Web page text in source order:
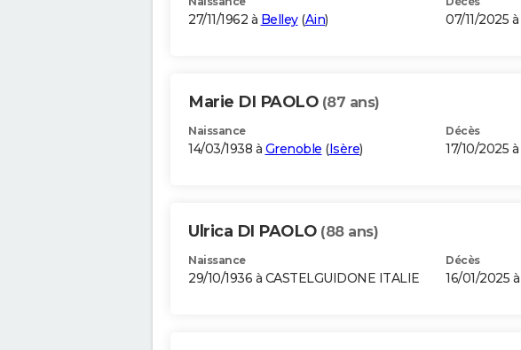
27/11/1962 à Belley(Ain) 07/11/2025 à
Marie DI PAOLO (87 ans)
Naissance
14/03/1938 à Grenoble (Isère)
Décès
17/10/2025 à
Ulrica DI PAOLO (88 ans)
Naissance
29/10/1936 à CASTELGUIDONE ITALIE
Décès
16/01/2025 à